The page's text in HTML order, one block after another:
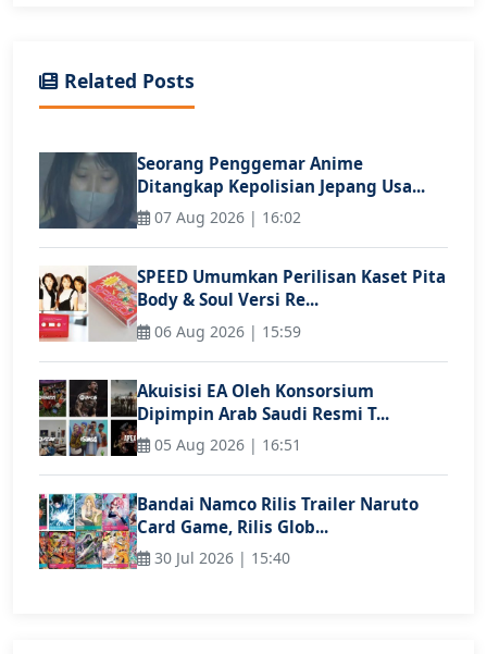
Related Posts
Seorang Penggemar Anime
Ditangkap Kepolisian Jepang Usa...
07 Aug 2026 | 16:02
SPEED Umumkan Perilisan Kaset Pita
Body & Soul Versi Re...
06 Aug 2026 | 15:59
Akuisisi EA Oleh Konsorsium
Dipimpin Arab Saudi Resmi T...
05 Aug 2026 | 16:51
Bandai Namco Rilis Trailer Naruto
Card Game, Rilis Glob...
30 Jul 2026 | 15:40